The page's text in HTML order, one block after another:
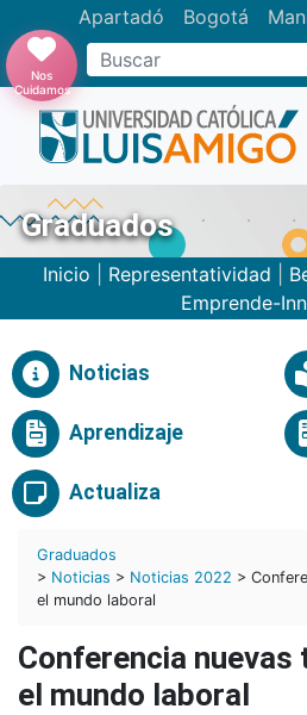
Apartadó Bogotá
Buscar
Nos
Cuidamos
Graduados
Inicio Representatividad
Emprende-
Noticias
Aprendizaje
Actualiza
Graduados
> Noticias > Noticias 2022 >
el mundo laboral
Conferencia nuevas
el mundo laboral